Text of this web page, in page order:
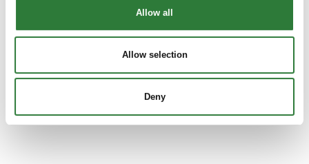
Allow all
Allow selection
Deny
Hornsyld Købmandsgaard er et moderne, familieejet
medarbejdere. www.hk-hornsyld.dk